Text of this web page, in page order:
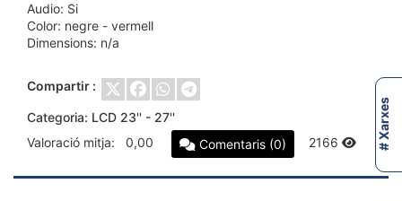
Audio: Si
Color: negre - vermell
Dimensions: n/a
Compartir :
Categoria: LCD 23'' - 27''
Valoració mitja:
0,00 Comentaris (0) 2166 # Xarxes